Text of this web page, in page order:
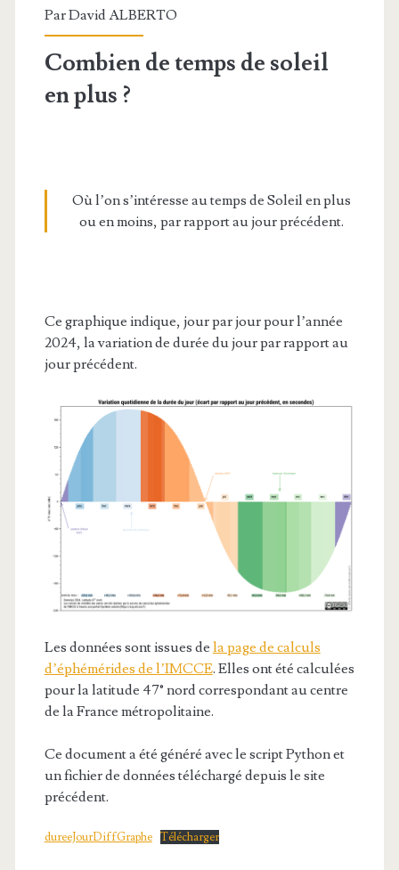
ParDavid ALBERTO
Combien de temps de soleil
en plus ?
Où l’on s’intéresse au temps de Soleil en plus
ou en moins, par rapport au jour précédent.
Ce graphique indique, jour par jour pour l’année
2024, la variation de durée du jour par rapport au
jour précédent.
Les données sont issues de la page de calculs
d’éphémérides de l’IMCCE. Elles ont été calculées
pour la latitude 47° nord correspondant au centre
de la France métropolitaine.
Ce document a été généré avec le script Python et
un fichier de données téléchargé depuis le site
précédent.
dureeJourDiffGraphe Télécharger